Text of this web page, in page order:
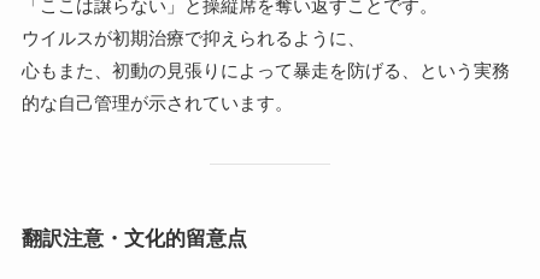
「ここは譲らない」と操縦席を奪い返すことです。
ウイルスが初期治療で抑えられるように、
心もまた、初動の見張りによって暴走を防げる、という実務
的な自己管理が示されています。
翻訳注意・文化的留意点